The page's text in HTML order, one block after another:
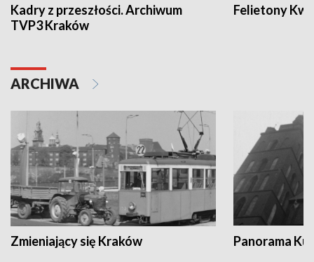
Kadry z przeszłości. Archiwum
TVP3 Kraków
Felietony
ARCHIWA
Zmieniający się Kraków Panorama